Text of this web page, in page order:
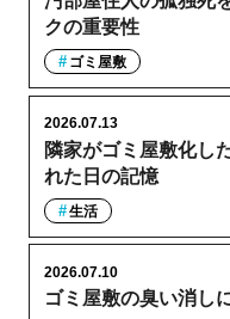
クの重要性
ゴミ屋敷
隣家がゴミ屋敷化し
れた日の記憶
2026.07.13
生活
ゴミ屋敷の臭い消し
2026.07.10